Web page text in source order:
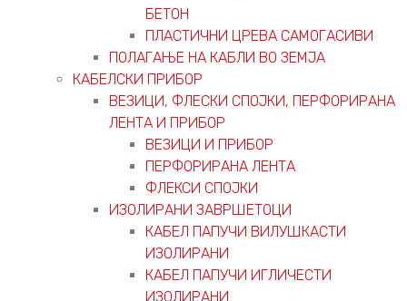
БЕТОН
ПЛАСТИЧНИ ЦРЕВА САМОГАСИВИ
ПОЛАГАЊЕ НА КАБЛИ ВО ЗЕМЈА
КАБЕЛСКИ ПРИБОР
ВЕЗИЦИ, ФЛЕСКИ СПОЈКИ, ПЕРФОРИРАНА
ЛЕНТА И ПРИБОР
ВЕЗИЦИ И ПРИБОР
ПЕРФОРИРАНА ЛЕНТА
ФЛЕКСИ СПОЈКИ
ИЗОЛИРАНИ ЗАВРШЕТОЦИ
КАБЕЛ ПАПУЧИ ВИЛУШКАСТИ
ИЗОЛИРАНИ
КАБЕЛ ПАПУЧИ ИГЛИЧЕСТИ
ИЗОЛИРАНИ